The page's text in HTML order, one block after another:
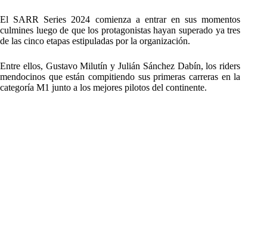
El SARR Series 2024 comienza a entrar en sus momentos
culmines luego de que los protagonistas hayan superado ya tres
de las cinco etapas estipuladas por la organización.
Entre ellos, Gustavo Milutín y Julián Sánchez Dabín, los riders
mendocinos que están compitiendo sus primeras carreras en la
categoría M1 junto a los mejores pilotos del continente.